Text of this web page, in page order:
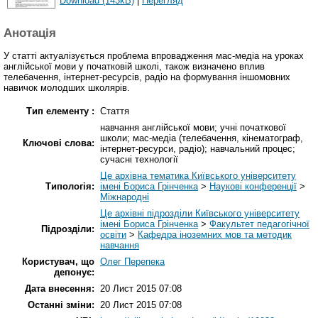
Анотація
У статті актуалізується проблема впровадження мас-медіа на уроках
англійської мови у початковій школі, також визначено вплив
телебачення, інтернет-ресурсів, радіо на формування іншомовних
навичок молодших школярів.
Тип елементу : Стаття
Ключові слова:
навчання англійської мови; учні початкової
школи; мас-медіа (телебачення, кінематограф,
інтернет-ресурси, радіо); навчальний процес;
сучасні технології
Типологія:
Це архівна тематика Київського університету
імені Бориса Грінченка> Наукові конференції >
Міжнародні
Підрозділи:
Це архівні підрозділи Київського університету
імені Бориса Грінченка> Факультет педагогічної
освіти > Кафедра іноземних мов та методик
навчання
Користувач, що
депонує:
Олег Перепека
Дата внесення: 20 Лист 2015 07:08
Останні зміни: 20 Лист 2015 07:08